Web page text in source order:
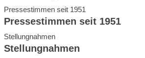
Pressestimmen seit 1951
Pressestimmen seit 1951
Stellungnahmen
Stellungnahmen